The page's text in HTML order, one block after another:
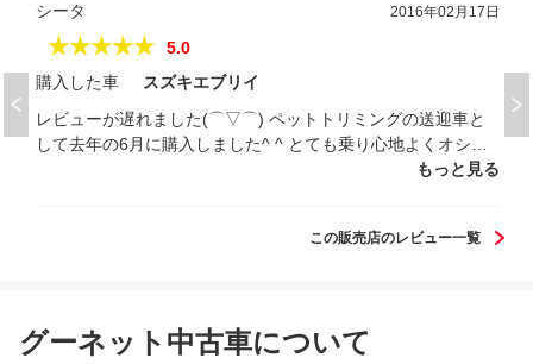
シータ 2016年02月17日
★★★★★
5.0
購入した車
スズキエブリイ
レビューが遅れました(⌒▽⌒) ペットトリミングの送迎車と
して去年の6月に購入しました^ ^ とても乗り心地よくオシャ
レで可愛い車にしていただきました^ ^ わんちゃんの送迎に行
もっと見る
この販売店のレビュー一覧
グーネット中古車について